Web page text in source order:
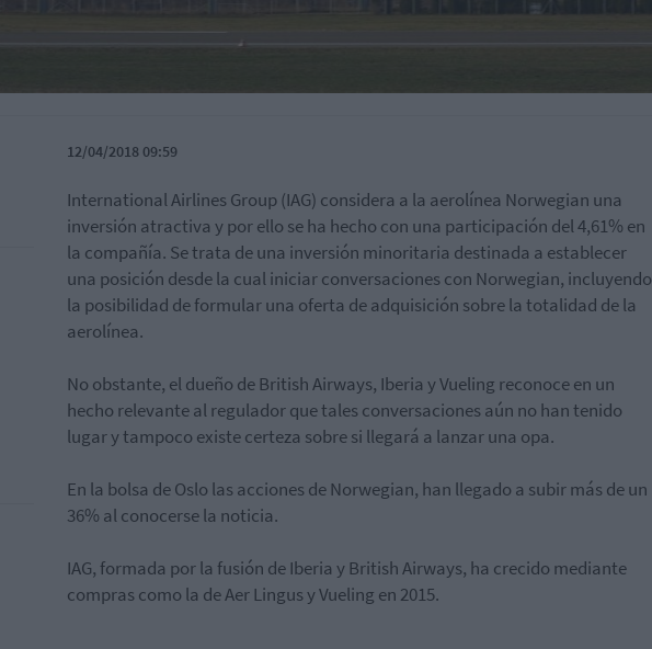
12/04/2018 09:59
International Airlines Group (IAG) considera a la aerolínea Norwegian una
inversión atractiva y por ello se ha hecho con una participación del 4,61% en
la compañía. Se trata de una inversión minoritaria destinada a establecer
una posición desde la cual iniciar conversaciones con Norwegian, incluyendo
la posibilidad de formular una oferta de adquisición sobre la totalidad de la
aerolínea.
No obstante, el dueño de British Airways, Iberia y Vueling reconoce en un
hecho relevante al regulador que tales conversaciones aún no han tenido
lugar y tampoco existe certeza sobre si llegará a lanzar una opa.
En la bolsa de Oslo las acciones de Norwegian, han llegado a subir más de un
36% al conocerse la noticia.
IAG, formada por la fusión de Iberia y British Airways, ha crecido mediante
compras como la de Aer Lingus y Vueling en 2015.